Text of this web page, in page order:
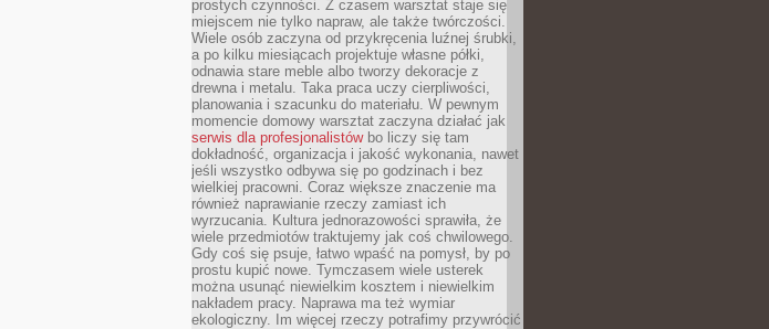
prostych czynności. Z czasem warsztat staje się
miejscem nie tylko napraw, ale także twórczości.
Wiele osób zaczyna od przykręcenia luźnej śrubki,
a po kilku miesiącach projektuje własne półki,
odnawia stare meble albo tworzy dekoracje z
drewna i metalu. Taka praca uczy cierpliwości,
planowania i szacunku do materiału. W pewnym
momencie domowy warsztat zaczyna działać jak
serwis dla profesjonalistówbo liczy się tam
dokładność, organizacja i jakość wykonania, nawet
jeśli wszystko odbywa się po godzinach i bez
wielkiej pracowni. Coraz większe znaczenie ma
również naprawianie rzeczy zamiast ich
wyrzucania. Kultura jednorazowości sprawiła, że
wiele przedmiotów traktujemy jak coś chwilowego.
Gdy coś się psuje, łatwo wpaść na pomysł, by po
prostu kupić nowe. Tymczasem wiele usterek
można usunąć niewielkim kosztem i niewielkim
nakładem pracy. Naprawa ma też wymiar
ekologiczny. Im więcej rzeczy potrafimy przywrócić